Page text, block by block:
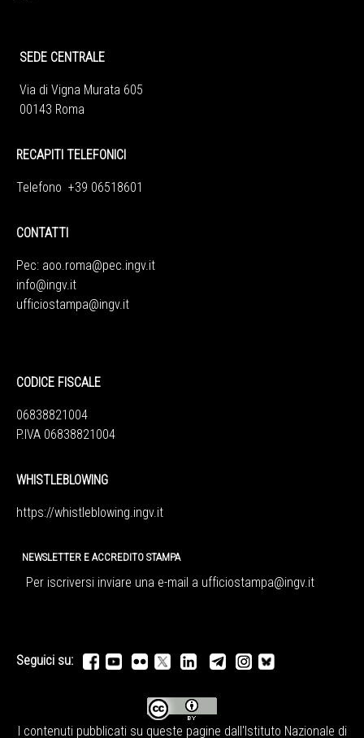
SEDE CENTRALE
Via di Vigna Murata 605
00143 Roma
RECAPITI TELEFONICI
Telefono +39 06518601
CONTATTI
Pec: aoo.roma@pec.ingv.it
info@ingv.it
ufficiostampa@ingv.it
CODICE FISCALE
06838821004
P.IVA 06838821004
WHISTLEBLOWING
https://whistleblowing.ingv.it
NEWSLETTER E ACCREDITO STAMPA
Per iscriversi inviare una e-mail a ufficiostampa@ingv.it
Seguici su:
I contenuti pubblicati su queste pagine dall' Istituto Nazionale di